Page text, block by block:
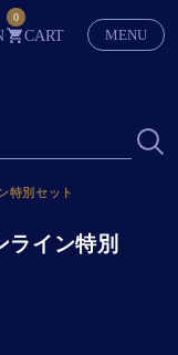
CART
0
MENU
特別セット
イン特別